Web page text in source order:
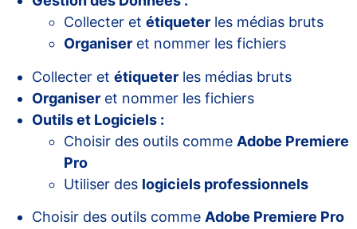
Collecter et étiqueter les médias bruts
Organiser et nommer les fichiers
Collecter et étiqueter les médias bruts
Organiser et nommer les fichiers
Outils et Logiciels :
Choisir des outils comme Adobe Premiere
Pro
Utiliser des logiciels professionnels
Choisir des outils comme Adobe Premiere Pro